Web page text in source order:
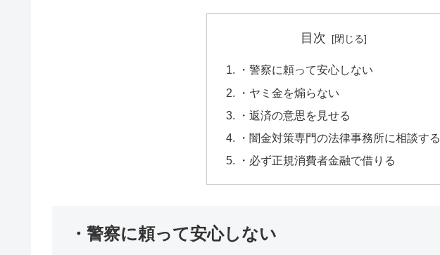
目次
・警察に頼って安心しない
・ヤミ金を煽らない
・返済の意思を見せる
・闇金対策専門の法律事務所に相談する
・必ず正規消費者金融で借りる
・警察に頼って安心しない